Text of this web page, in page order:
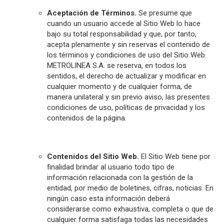
Aceptación de Términos.Se presume que
cuando un usuario accede al Sitio Web lo hace
bajo su total responsabilidad y que, por tanto,
acepta plenamente y sin reservas el contenido de
los términos y condiciones de uso del Sitio Web.
METROLINEA S.A. se reserva, en todos los
sentidos, el derecho de actualizar y modificar en
cualquier momento y de cualquier forma, de
manera unilateral y sin previo aviso, las presentes
condiciones de uso, políticas de privacidad y los
contenidos de la página.
Contenidos del Sitio Web.El Sitio Web tiene por
finalidad brindar al usuario todo tipo de
información relacionada con la gestión de la
entidad, por medio de boletines, cifras, noticias. En
ningún caso esta información deberá
considerarse como exhaustiva, completa o que de
cualquier forma satisfaga todas las necesidades